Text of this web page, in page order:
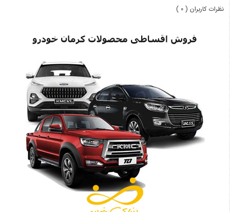
نظرات کاربران ( 0 )